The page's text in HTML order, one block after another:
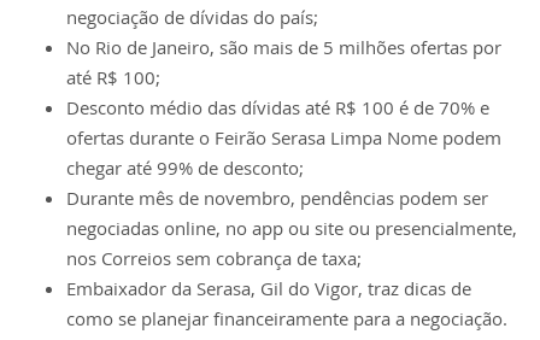
negociação de dívidas do país;
No Rio de Janeiro, são mais de 5 milhões ofertas por
até R$ 100;
Desconto médio das dívidas até R$ 100 é de 70% e
ofertas durante o Feirão Serasa​ Limpa Nome podem
chegar até 99% de desconto;
Durante mês de novembro, pendências podem ser
negociadas online, no app ou site​ ou presencialmente,
nos Correios sem cobrança de taxa;
Embaixador da Serasa, Gil do Vigor, traz dicas de
como se planejar financeiramente​ para a negociação.